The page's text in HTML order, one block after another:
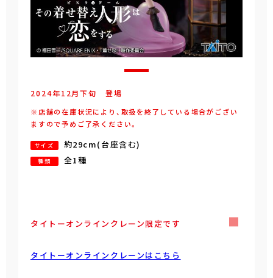
2024年12月下旬 登場
※店舗の在庫状況により、取扱を終了している場合がござい
ますので予めご了承ください。
サイズ 約29cm(台座含む)
種類 全1種
タイトーオンラインクレーン限定です
タイトーオンラインクレーンはこちら